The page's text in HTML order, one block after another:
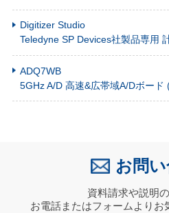
Digitizer Studio
Teledyne SP Devices社製品専用
ADQ7WB
5GHz A/D 高速&広帯域A/Dボード
お問
資料請求や説明
お電話またはフォームよりお